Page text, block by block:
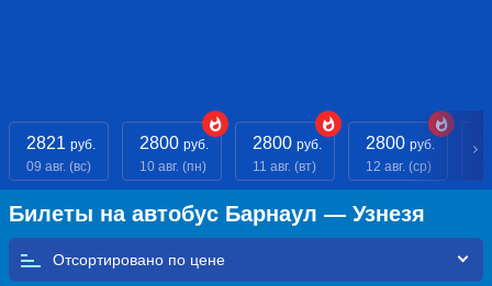
2821 руб.
09 авг. (вс)
2800 руб.
10 авг. (пн)
2800 руб.
11 авг. (вт)
2800 руб.
12 авг. (ср)
Билеты на автобус Барнаул — Узнезя
Отсортировано по